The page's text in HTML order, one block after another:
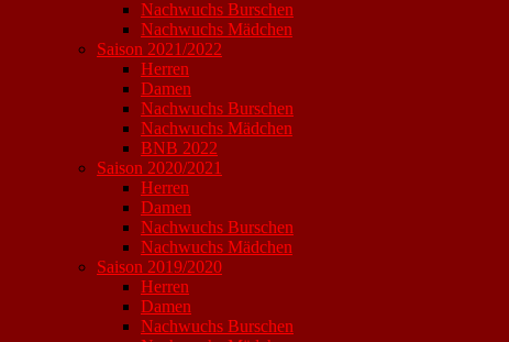
Nachwuchs Burschen
Nachwuchs Mädchen
Saison 2021/2022
Herren
Damen
Nachwuchs Burschen
Nachwuchs Mädchen
BNB 2022
Saison 2020/2021
Herren
Damen
Nachwuchs Burschen
Nachwuchs Mädchen
Saison 2019/2020
Herren
Damen
Nachwuchs Burschen